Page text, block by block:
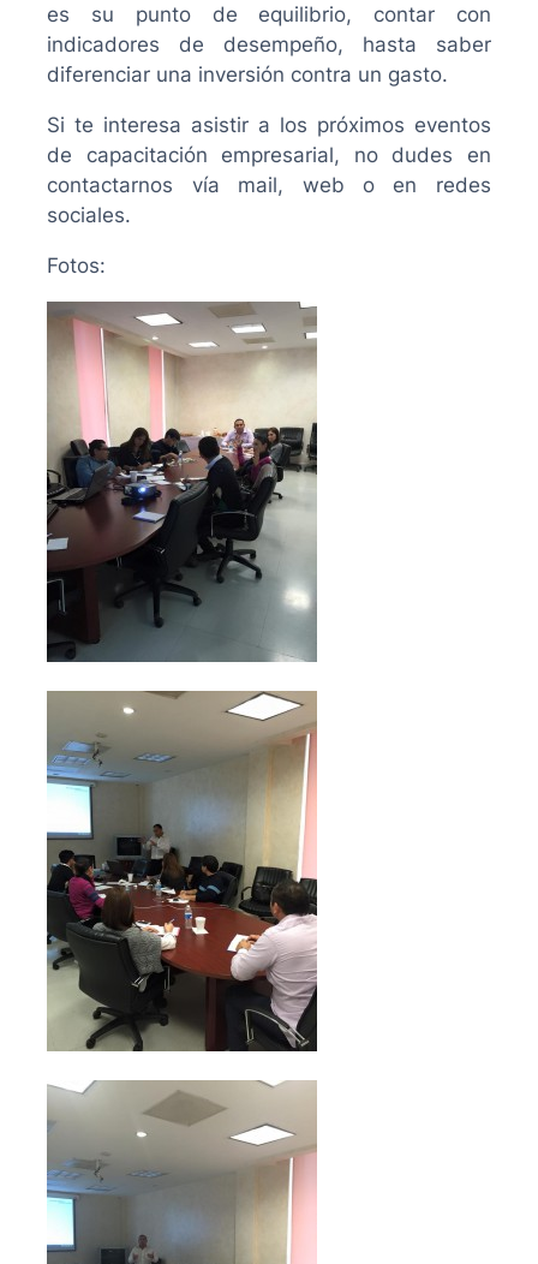
es su punto de equilibrio, contar con
indicadores de desempeño, hasta saber
diferenciar una inversión contra un gasto.
Si te interesa asistir a los próximos eventos
de capacitación empresarial, no dudes en
contactarnos vía mail, web o en redes
sociales.
Fotos: